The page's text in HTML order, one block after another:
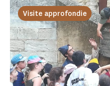
Visite approfondie